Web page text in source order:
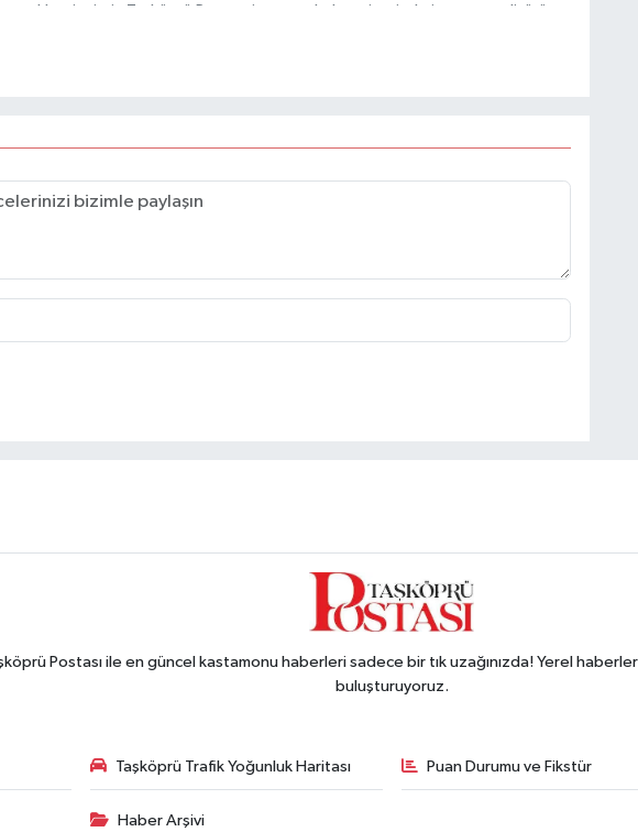
gerçekleştirmiştir. Taşköprü Postası internet haber sitesinde internet editörü
Postası ile en güncel kastamonu haberleri sadece bir tık uzağınızda! Yerel
buluşturuyoruz.
Taşköprü Trafik Yoğunluk Haritası Puan Durumu ve Fikstür
Haber Arşivi